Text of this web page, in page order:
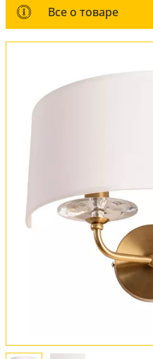
Все о товаре
Все о товаре
Комплект лампочек
Установка